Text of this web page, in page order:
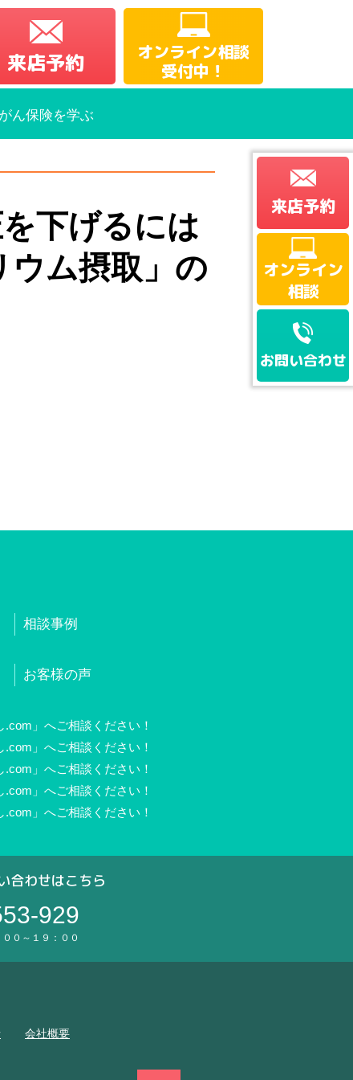
来店予約
オンライン相談
受付中！
ん保険を学ぶ
下げるには
ウム摂取」の
来店予約
オンライン
相談
お問い合わせ
相談事例
お客様の声
」へご相談ください！
」へご相談ください！
」へご相談ください！
」へご相談ください！
」へご相談ください！
合わせはこちら
929
００～１９：００
会社概要